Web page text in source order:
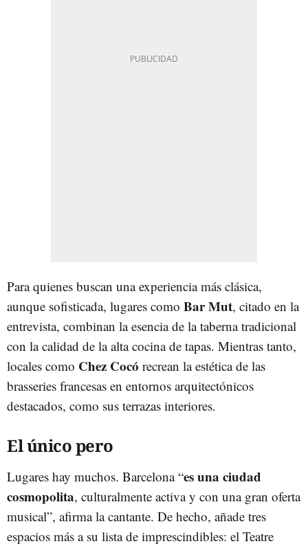
Para quienes buscan una experiencia más clásica,
aunque sofisticada, lugares como Bar Mut, citado en la
entrevista, combinan la esencia de la taberna tradicional
con la calidad de la alta cocina de tapas. Mientras tanto,
locales como Chez Cocó recrean la estética de las
brasseries francesas en entornos arquitectónicos
destacados, como sus terrazas interiores.
El único pero
Lugares hay muchos. Barcelona “es una ciudad
cosmopolita, culturalmente activa y con una gran oferta
musical”, afirma la cantante. De hecho, añade tres
espacios más a su lista de imprescindibles: el Teatre